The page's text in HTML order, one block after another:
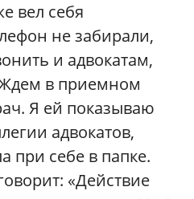
вел себя
не забирали,
и адвокатам,
в приемном
Я ей показываю
адвокатов,
при себе в папке.
«Действие